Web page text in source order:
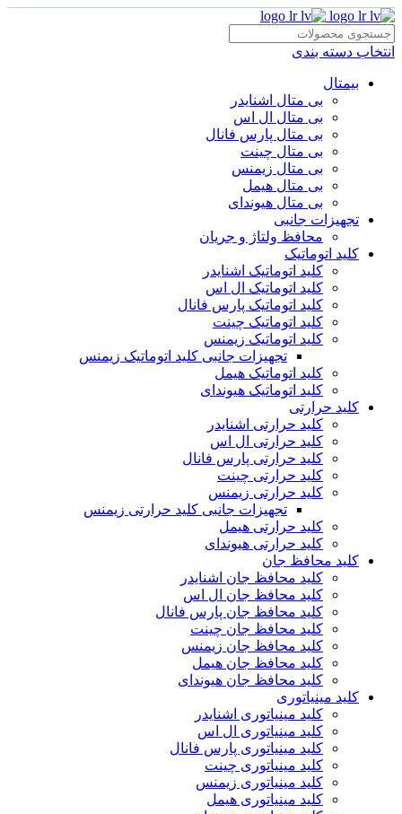
انتخاب دسته بندی
بیمتال
بی متال اشنایدر
بی متال ال اس
بی متال پارس فانال
بی متال چینت
بی متال زیمنس
بی متال هیمل
بی متال هیوندای
تجهیزات جانبی
محافظ ولتاژ و‌ جریان
کلید اتوماتیک
کلید اتوماتیک اشنایدر
کلید اتوماتیک ال اس
کلید اتوماتیک پارس فانال
کلید اتوماتیک چینت
کلید اتوماتیک زیمنس
تجهیزات جانبی کلید اتوماتیک زیمنس
کلید اتوماتیک هیمل
کلید اتوماتیک هیوندای
کلید حرارتی
کلید حرارتی اشنایدر
کلید حرارتی ال اس
کلید حرارتی پارس فانال
کلید حرارتی چینت
کلید حرارتی زیمنس
تجهیزات جانبی کلید حرارتی زیمنس
کلید حرارتی هیمل
کلید حرارتی هیوندای
کلید محافظ جان
کلید محافظ جان اشنایدر
کلید محافظ جان ال اس
کلید محافظ جان پارس فانال
کلید محافظ جان چینت
کلید محافظ جان زیمنس
کلید محافظ جان هیمل
کلید محافظ جان هیوندای
کلید مینیاتوری
کلید مینیاتوری اشنایدر
کلید مینیاتوری ال اس
کلید مینیاتوری پارس فانال
کلید مینیاتوری چینت
کلید مینیاتوری زیمنس
کلید مینیاتوری هیمل